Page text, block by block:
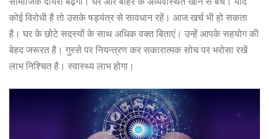
कोई विरोधी है तो उसके षड्यंत्र से सावधान रहें। आज खर्च भी हो सकता
है। घर के छोटे सदस्यों के साथ अधिक वक्त बिताएं। उन्हें आपके सहयोग की
बेहद जरूरत है। गुस्से पर नियन्त्रण कर सकारात्मक सोच पर भरोसा रखें
लाभ निश्चित है। स्वास्थ्य लाभ होगा।